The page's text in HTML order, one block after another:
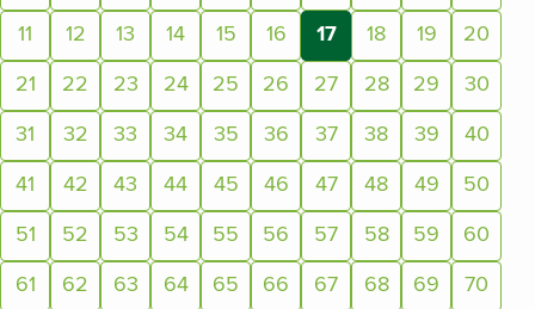
11
12 13 14 15 16 17(Huidige pagina)
18 19
20
21
22 23 24 25 26 27 28 29
30
31
32 33 34 35 36 37 38 39
40
41
42 43 44 45 46 47 48 49
50
51
52 53 54 55 56 57 58 59
60
61
62 63 64 65 66 67 68 69
70